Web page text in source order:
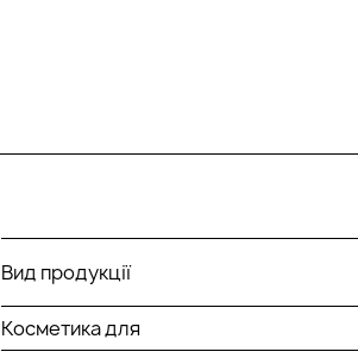
Вид продукції
Косметика для